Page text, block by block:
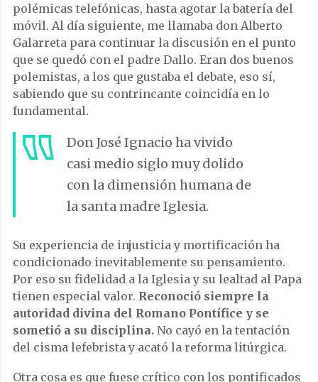
polémicas telefónicas, hasta agotar la batería del
móvil. Al día siguiente, me llamaba don Alberto
Galarreta para continuar la discusión en el punto
que se quedó con el padre Dallo. Eran dos buenos
polemistas, a los que gustaba el debate, eso sí,
sabiendo que su contrincante coincidía en lo
fundamental.
Don José Ignacio ha vivido
casi medio siglo muy dolido
con la dimensión humana de
la santa madre Iglesia.
Su experiencia de injusticia y mortificación ha
condicionado inevitablemente su pensamiento.
Por eso su fidelidad a la Iglesia y su lealtad al Papa
tienen especial valor. Reconoció siempre la
autoridad divina del Romano Pontífice y se
sometió a su disciplina. No cayó en la tentación
del cisma lefebrista y acató la reforma litúrgica.
Otra cosa es que fuese crítico con los pontificados